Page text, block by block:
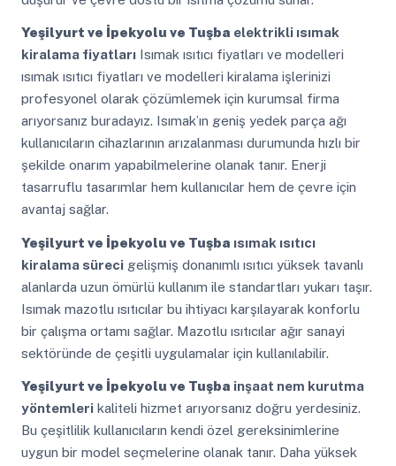
Yeşilyurt ve İpekyolu ve Tuşba elektrikli ısımak
kiralama fiyatlarıIsımak ısıtıcı fiyatları ve modelleri
ısımak ısıtıcı fiyatları ve modelleri kiralama işlerinizi
profesyonel olarak çözümlemek için kurumsal firma
arıyorsanız buradayız. Isımak’ın geniş yedek parça ağı
kullanıcıların cihazlarının arızalanması durumunda hızlı bir
şekilde onarım yapabilmelerine olanak tanır. Enerji
tasarruflu tasarımlar hem kullanıcılar hem de çevre için
avantaj sağlar.
Yeşilyurt ve İpekyolu ve Tuşba ısımak ısıtıcı
kiralama sürecigelişmiş donanımlı ısıtıcı yüksek tavanlı
alanlarda uzun ömürlü kullanım ile standartları yukarı taşır.
Isımak mazotlu ısıtıcılar bu ihtiyacı karşılayarak konforlu
bir çalışma ortamı sağlar. Mazotlu ısıtıcılar ağır sanayi
sektöründe de çeşitli uygulamalar için kullanılabilir.
Yeşilyurt ve İpekyolu ve Tuşba inşaat nem kurutma
yöntemlerikaliteli hizmet arıyorsanız doğru yerdesiniz.
Bu çeşitlilik kullanıcıların kendi özel gereksinimlerine
uygun bir model seçmelerine olanak tanır. Daha yüksek